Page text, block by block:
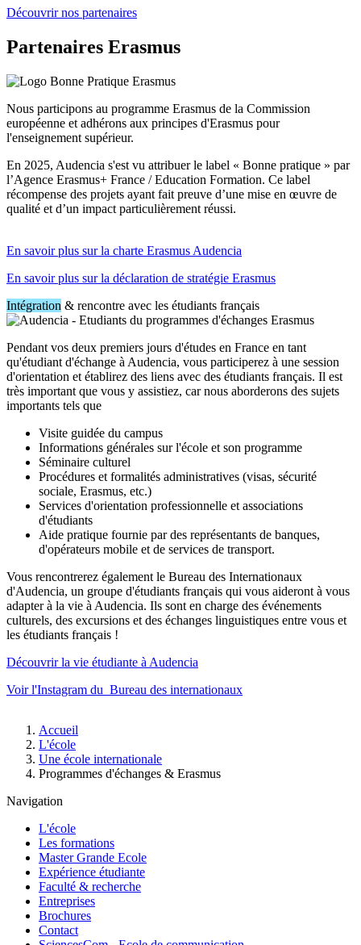
Découvrir nos partenaires
Partenaires Erasmus
Nous participons au programme Erasmus de la Commission
européenne et adhérons aux principes d'Erasmus pour
l'enseignement supérieur.
En 2025, Audencia s'est vu attribuer le label « Bonne pratique » par
l’Agence Erasmus+ France / Education Formation. Ce label
récompense des projets ayant fait preuve d’une mise en œuvre de
qualité et d’un impact particulièrement réussi.
En savoir plus sur la charte Erasmus Audencia
En savoir plus sur la déclaration de stratégie Erasmus
Intégration & rencontre avec les étudiants français
Pendant vos deux premiers jours d'études en France en tant
qu'étudiant d'échange à Audencia, vous participerez à une session
d'orientation et établirez des liens avec des étudiants français. Il est
très important que vous y assistiez, car nous aborderons des sujets
importants tels que
Visite guidée du campus
Informations générales sur l'école et son programme
Séminaire culturel
Procédures et formalités administratives (visas, sécurité
sociale, Erasmus, etc.)
Services d'orientation professionnelle et associations
d'étudiants
Aide pratique fournie par des représentants de banques,
d'opérateurs mobile et de services de transport.
Vous rencontrerez également le Bureau des Internationaux
d'Audencia, un groupe d'étudiants français qui vous aideront à vous
adapter à la vie à Audencia. Ils sont en charge des événements
culturels, des excursions et des échanges linguistiques entre vous et
les étudiants français !
Découvrir la vie étudiante à Audencia
Voir l'Instagram du Bureau des internationaux
d'Ariane
Accueil
L'école
Une école internationale
Programmes d'échanges & Erasmus
Navigation
L'école
Les formations
Master Grande Ecole
Expérience étudiante
Faculté & recherche
Entreprises
Brochures
Contact